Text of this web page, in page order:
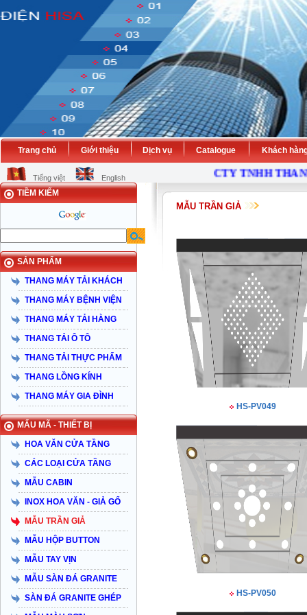
Trang chủ Giới thiệu Dịch vụ Catalogue Khách
Tiếng việt English CTY TNHH
TIỀM KIẾM
SẢN PHẨM
THANG MÁY TẢI KHÁCH
THANG MÁY BỆNH VIỆN
THANG MÁY TẢI HÀNG
THANG TẢI Ô TÔ
THANG TẢI THỰC PHẨM
THANG LỒNG KÍNH
THANG MÁY GIA ĐÌNH
MẨU MÃ - THIẾT BỊ
HOA VĂN CỬA TẦNG
CÁC LOẠI CỬA TẦNG
MẪU CABIN
INOX HOA VĂN - GIẢ GỔ
MẪU TRẦN GIẢ
MẪU HỘP BUTTON
MẪU TAY VỊN
MẪU SÀN ĐÁ GRANITE
SÀN ĐÁ GRANITE GHÉP
MẪU TRẦN GIẢ
HS-PV049
HS-PV050